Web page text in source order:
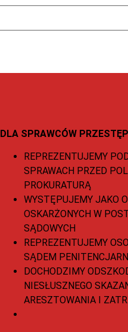
DLA SPRAWCÓW
REPREZENTUJEMY
SPRAWACH PRZED
PROKURATURĄ
WYSTĘPUJEMY JAKO
OSKARŻONYCH W
SĄDOWYCH
REPREZENTUJEMY
SĄDEM
DOCHODZIMY
NIESŁUSZNEGO
ARESZTOWANIA I